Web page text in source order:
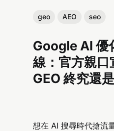
geo AEO seo
Google AI 優
線：官方親口
GEO 終究還
想在 AI 搜尋時代搶流